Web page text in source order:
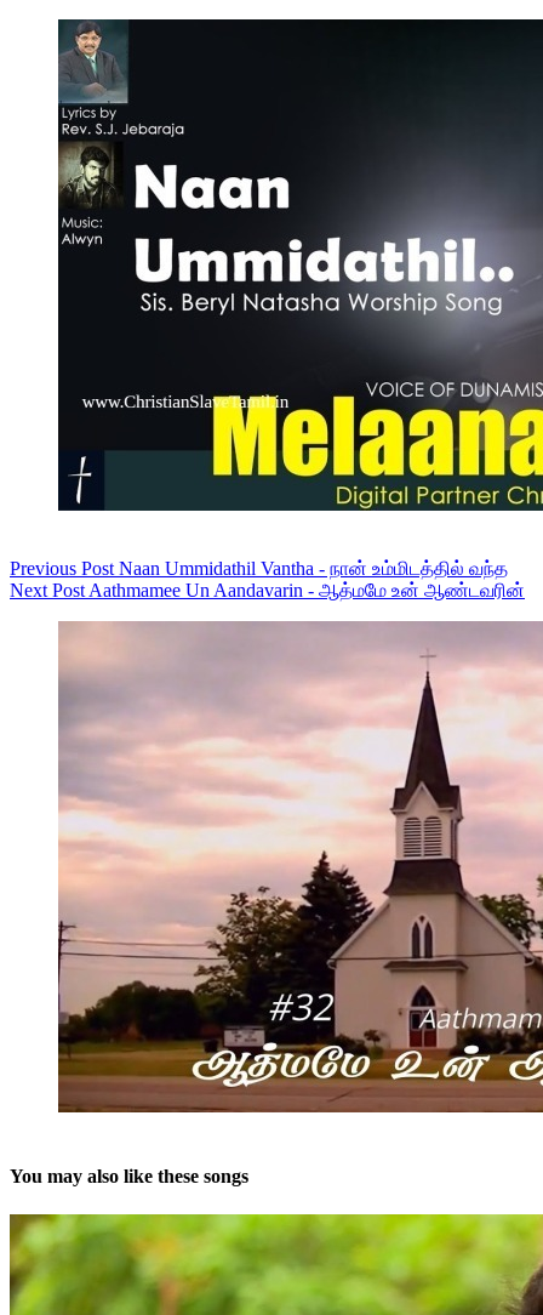
Previous Post Naan Ummidathil Vantha - நான் உம்மிடத்தில் வந்த
Next Post Aathmamee Un Aandavarin - ஆத்மமே உன் ஆண்டவரின்
You may also like these songs